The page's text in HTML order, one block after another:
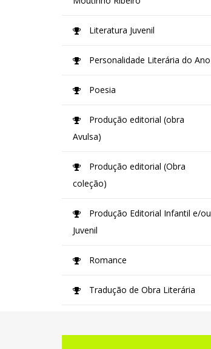
Literatura Juvenil
Personalidade Literária do Ano
Poesia
Produção editorial (obra
Avulsa)
Produção editorial (Obra
coleção)
Produção Editorial Infantil e/ou
Juvenil
Romance
Tradução de Obra Literária